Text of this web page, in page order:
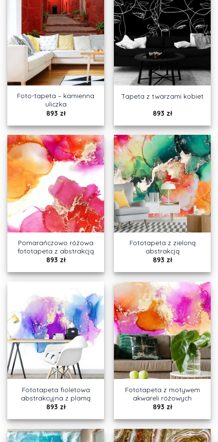
Foto-tapeta – kamienna
uliczka
893 zł
Tapeta z twarzami kobiet
893 zł
Pomarańczowo różowa
fototapeta z abstrakcją
893 zł
Fototapeta z zieloną
abstrakcją
893 zł
Fototapeta fioletowa
abstrakcyjna z plamą
893 zł
Fototapeta z motywem
akwareli różowych
893 zł